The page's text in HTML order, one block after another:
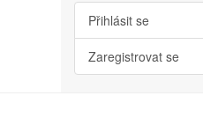
Přihlásit se
Zaregistrovat se